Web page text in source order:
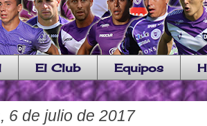
El Club Equipos
6 de julio de 2017